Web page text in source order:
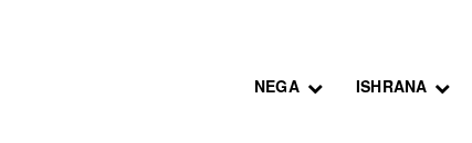
NEGA ISHRANA